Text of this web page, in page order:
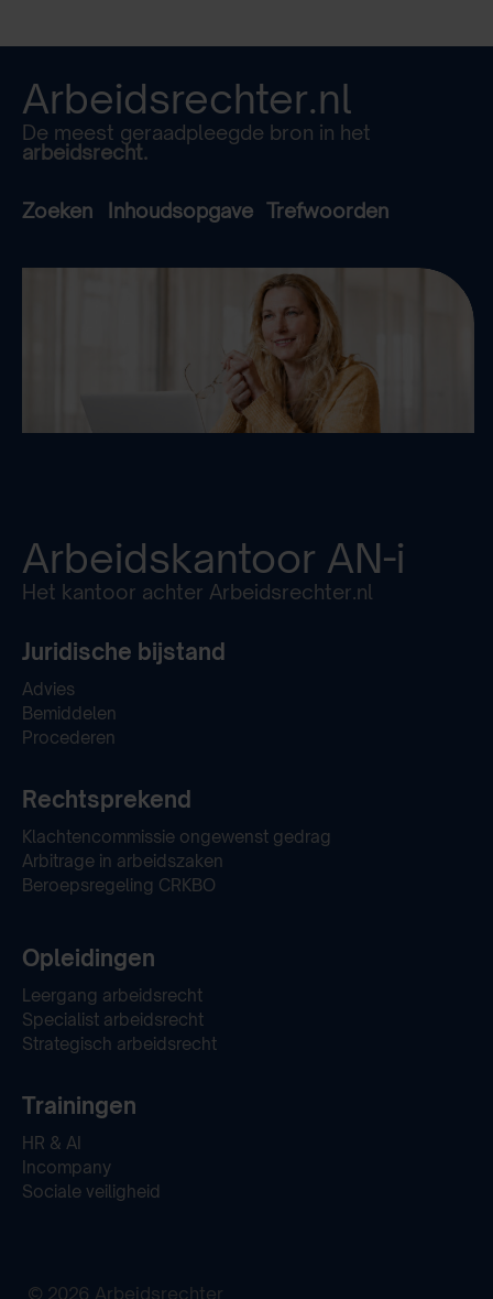
Arbeidsrechter.nl
De meest geraadpleegde bron in het
arbeidsrecht.
Zoeken Inhoudsopgave Trefwoorden
Arbeidskantoor AN-i
Het kantoor achter Arbeidsrechter.nl
Juridische bijstand
Advies
Bemiddelen
Procederen
Rechtsprekend
Klachtencommissie ongewenst gedrag
Arbitrage in arbeidszaken
Beroepsregeling CRKBO
Opleidingen
Leergang arbeidsrecht
Specialist arbeidsrecht
Strategisch arbeidsrecht
Trainingen
HR & AI
Incompany
Sociale veiligheid
© 2026 Arbeidsrechter